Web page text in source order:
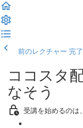
前のレクチャー 完
ココスタ
なそう
受講を始めるのは